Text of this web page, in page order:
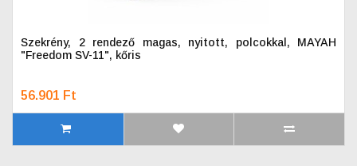
Szekrény, 2 rendező magas, nyitott, polcokkal, MAYAH
"Freedom SV-11", kőris
56.901 Ft